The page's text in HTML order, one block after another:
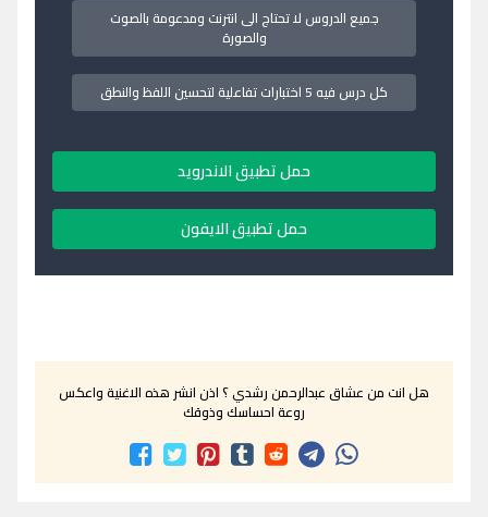
جميع الدروس لا تحتاج الى انترنت ومدعومة بالصوت
والصورة
كل درس فيه 5 اختبارات تفاعلية لتحسين اللفظ والنطق
حمل تطبيق الاندرويد
حمل تطبيق الايفون
هل انت من عشاق عبدالرحمن رشدي ؟ اذن انشر هذه الاغنية واعكس
روعة احساسك وذوقك